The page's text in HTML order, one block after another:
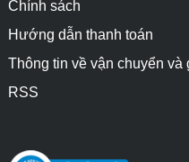
Chính sách
Hướng dẫn thanh toán
Thông tin về vận chuyển và
RSS